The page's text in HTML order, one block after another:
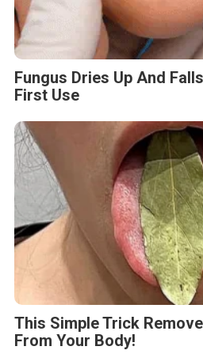
Fungus Dries Up And
First Use
This Simple Trick
From Your Body!